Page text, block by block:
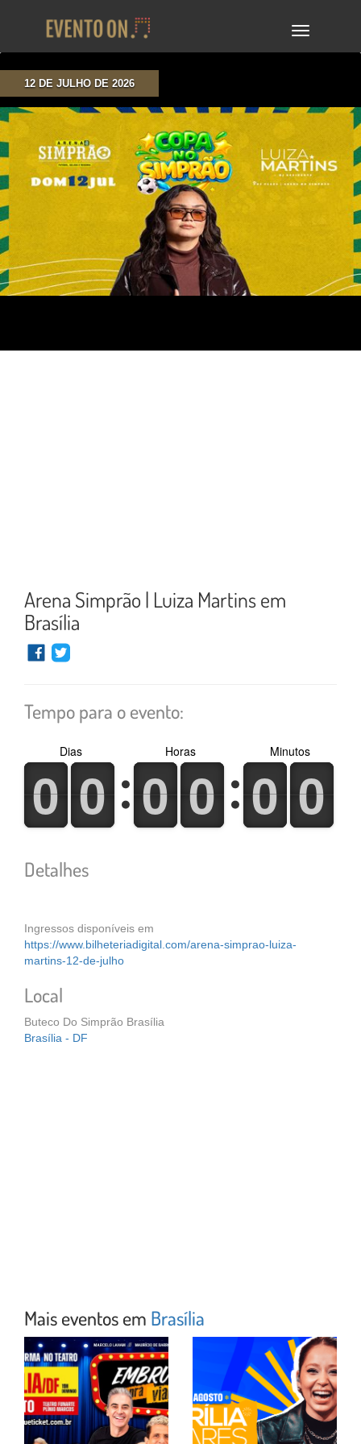
TOGGLE
12 DE JULHO DE 2026
Arena Simprão | Luiza Martins em
Brasília
Tempo para o evento:
0
0
1
1 0
0
1
1
Dias
0
0
1
1 0
0
1
1
Horas
0
0
1
1 0
0
1
1
Minutos
Detalhes
Ingressos disponíveis em
https://www.bilheteriadigital.com/arena-simprao-luiza-
martins-12-de-julho
Local
Buteco Do Simprão Brasília
Brasília - DF
Mais eventos em Brasília